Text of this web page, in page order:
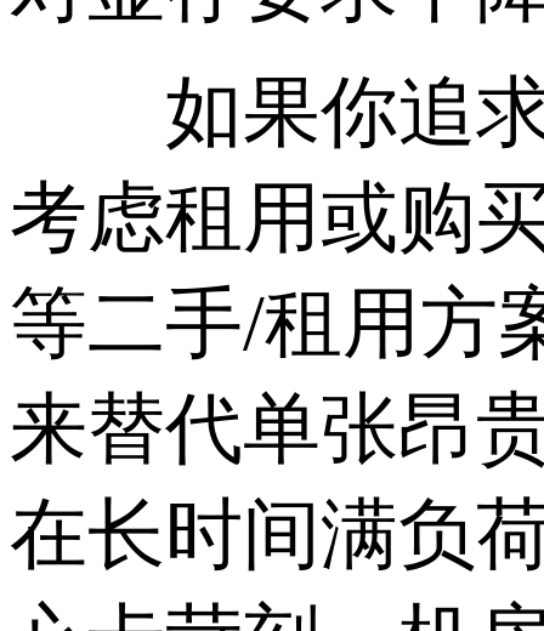
如果你追求
考虑租用或购
等二手/租用方
来替代单张昂
在长时间满负